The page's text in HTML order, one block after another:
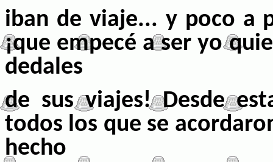
iban de viaje... y poco a
¡que empecé a ser yo
dedales
de sus viajes! Desde
todos los que se
hecho